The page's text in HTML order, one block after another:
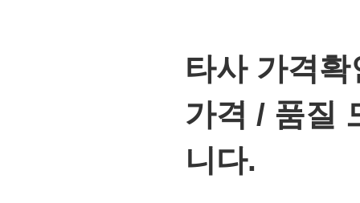
타사 가격
가격 / 품질
니다.